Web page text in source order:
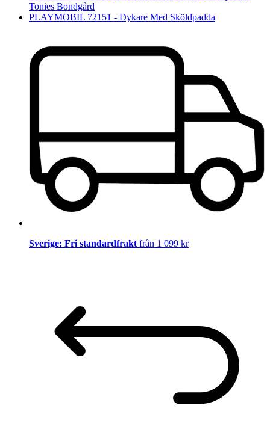
Tonies Bondgård
PLAYMOBIL 72151 - Dykare Med Sköldpadda
Sverige: Fri standardfrakt från 1 099 kr